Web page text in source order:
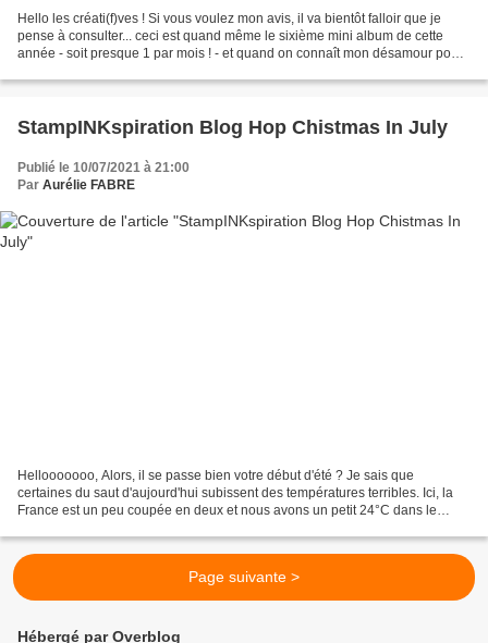
Hello les créati(f)ves ! Si vous voulez mon avis, il va bientôt falloir que je
pense à consulter... ceci est quand même le sixième mini album de cette
année - soit presque 1 par mois ! - et quand on connaît mon désamour pour
StampINKspiration Blog Hop Chistmas In July
Publié le 10/07/2021 à 21:00
Par Aurélie FABRE
Hellooooooo, Alors, il se passe bien votre début d'été ? Je sais que
certaines du saut d'aujourd'hui subissent des températures terribles. Ici, la
France est un peu coupée en deux et nous avons un petit 24°C dans le
Page suivante >
Hébergé par Overblog